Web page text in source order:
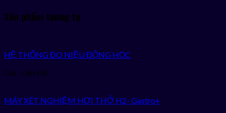
Sản phẩm tương tự
HỆ THỐNG ĐO NIỆU ĐỘNG HỌC
Giá : Liên Hệ
MÁY XÉT NGHIỆM HƠI THỞ H2- Gastro+